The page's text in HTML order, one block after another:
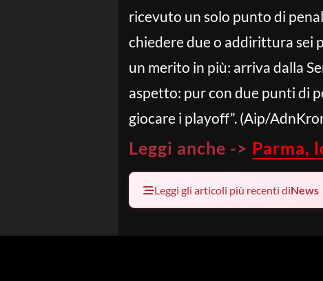
ricevuto un solo punto di
chiedere due o addirittura sei
un merito in più: arriva dalla
aspetto: pur con due punti di
giocare i playoff”. (Aip/
Leggi anche -> Parma,
Leggi gli articoli più recenti diNews